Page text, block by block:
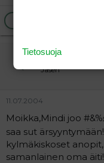
tiiamaria
Jäsen
11.07.2004
Moikka,Mindi joo
saa sut ärsyyntymään!
kylmäkiskoset
samanlainen oma äiti!
Tietosuoja